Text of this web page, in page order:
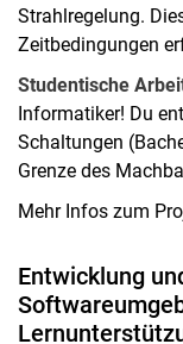
Strahlregelung.
Zeitbedingungen
Studentische
Informatiker! Du
Schaltungen
Grenze des
Mehr Infos zum
Entwicklung